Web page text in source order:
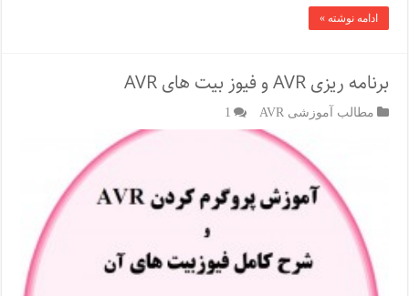
ادامه نوشته »
برنامه ریزی AVR و فیوز بیت های AVR
مطالب آموزشی AVR 1